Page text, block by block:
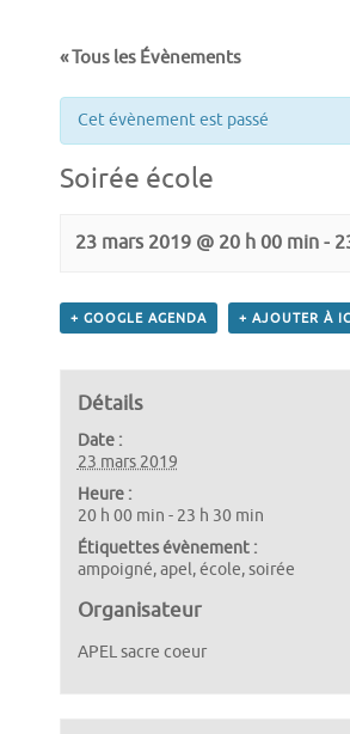
« Tous les Évènements
Cet évènement est passé
Soirée école
23 mars 2019 @ 20 h 00 min-
+ GOOGLE AGENDA + AJOUTER À
Détails
Date :
23 mars 2019
Heure :
20 h 00 min - 23 h 30 min
Étiquettes évènement :
ampoigné,apel,école,soirée
Organisateur
APEL sacre coeur